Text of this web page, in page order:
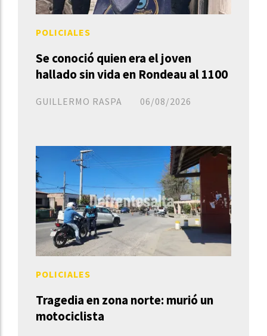
Se conoció quien era el joven
hallado sin vida en Rondeau al 1100
GUILLERMO RASPA
POLICIALES
06/08/2026
Tragedia en zona norte: murió un
motociclista
POLICIALES